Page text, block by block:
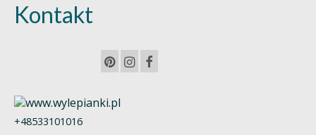
Kontakt
+48533101016